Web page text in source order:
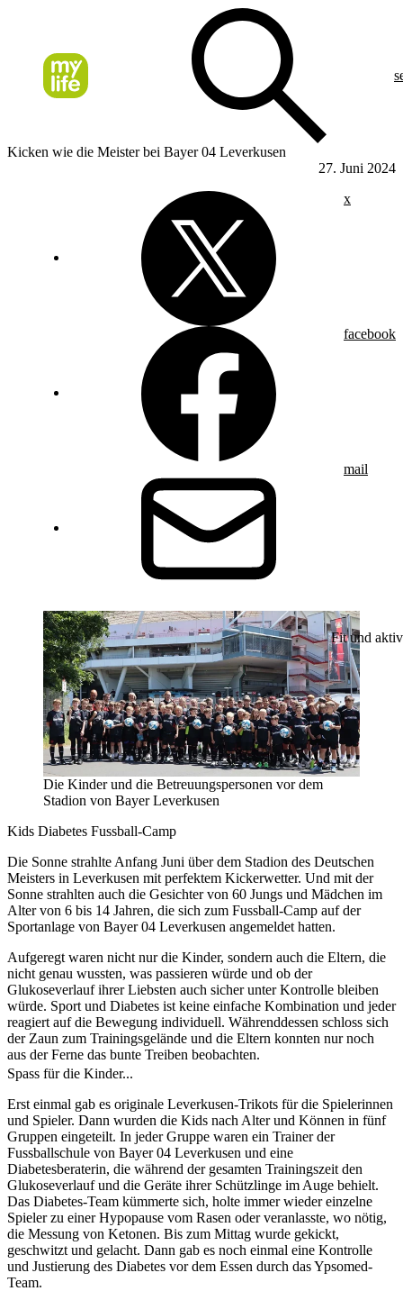
Kicken wie die Meister bei Bayer 04 Leverkusen
27. Juni 2024
x
facebook
mail
Fit und aktiv
Die Kinder und die Betreuungspersonen vor dem
Stadion von Bayer Leverkusen
Kids Diabetes Fussball-Camp
Die Sonne strahlte Anfang Juni über dem Stadion des Deutschen
Meisters in Leverkusen mit perfektem Kickerwetter. Und mit der
Sonne strahlten auch die Gesichter von 60 Jungs und Mädchen im
Alter von 6 bis 14 Jahren, die sich zum Fussball-Camp auf der
Sportanlage von Bayer 04 Leverkusen angemeldet hatten.
Aufgeregt waren nicht nur die Kinder, sondern auch die Eltern, die
nicht genau wussten, was passieren würde und ob der
Glukoseverlauf ihrer Liebsten auch sicher unter Kontrolle bleiben
würde. Sport und Diabetes ist keine einfache Kombination und jeder
reagiert auf die Bewegung individuell. Währenddessen schloss sich
der Zaun zum Trainingsgelände und die Eltern konnten nur noch
aus der Ferne das bunte Treiben beobachten.
Spass für die Kinder...
Erst einmal gab es originale Leverkusen-Trikots für die Spielerinnen
und Spieler. Dann wurden die Kids nach Alter und Können in fünf
Gruppen eingeteilt. In jeder Gruppe waren ein Trainer der
Fussballschule von Bayer 04 Leverkusen und eine
Diabetesberaterin, die während der gesamten Trainingszeit den
Glukoseverlauf und die Geräte ihrer Schützlinge im Auge behielt.
Das Diabetes-Team kümmerte sich, holte immer wieder einzelne
Spieler zu einer Hypopause vom Rasen oder veranlasste, wo nötig,
die Messung von Ketonen. Bis zum Mittag wurde gekickt,
geschwitzt und gelacht. Dann gab es noch einmal eine Kontrolle
und Justierung des Diabetes vor dem Essen durch das Ypsomed-
Team.